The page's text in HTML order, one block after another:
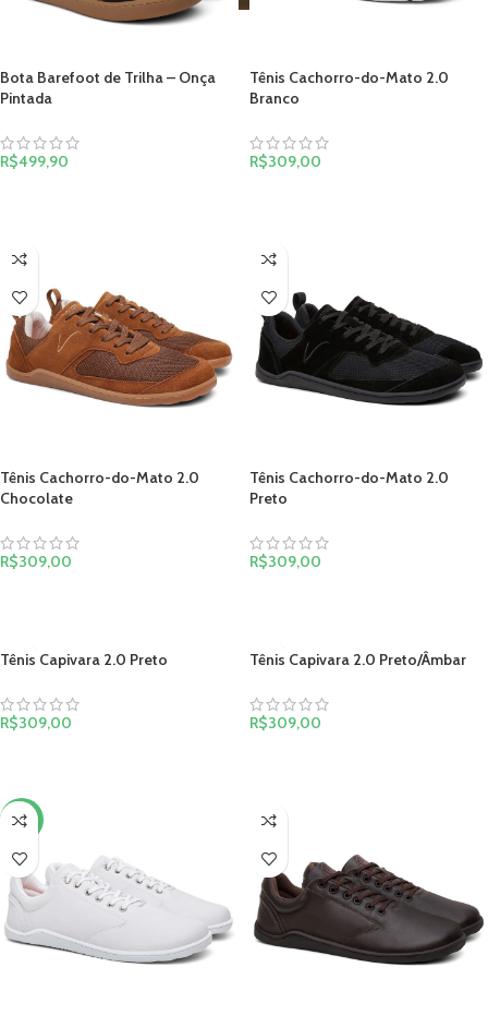
Bota Barefoot de Trilha – Onça
Pintada
R$499,90
Tênis Cachorro-do-Mato 2.0
Branco
R$309,00
Tênis Cachorro-do-Mato 2.0
Chocolate
R$309,00
Tênis Cachorro-do-Mato 2.0
Preto
R$309,00
Tênis Capivara 2.0 Preto
R$309,00
Tênis Capivara 2.0 Preto/Âmbar
R$309,00
-15%